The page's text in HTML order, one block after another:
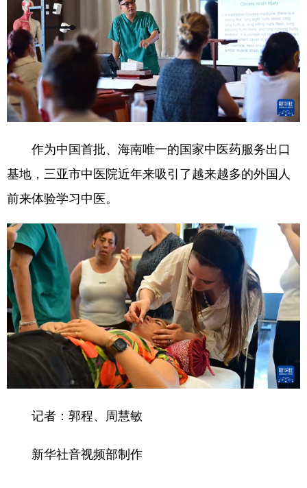
作为中国首批、海南唯一的国家中医药服务出口
基地，三亚市中医院近年来吸引了越来越多的外国人
前来体验学习中医。
记者：郭程、周慧敏
新华社音视频部制作